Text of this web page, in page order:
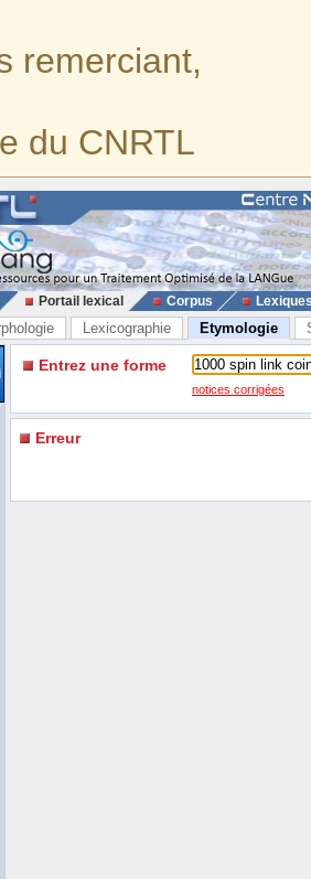
remerciant,
du CNRTL
Portail lexical Corpus
Lexicographie Etymologie
Entrez une forme
notices corrigées
Erreur